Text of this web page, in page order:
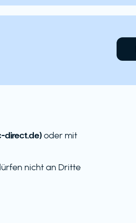
direct.de)oder mit
nicht an Dritte